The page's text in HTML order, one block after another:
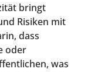
bringt
Risiken mit
dass
oder
was